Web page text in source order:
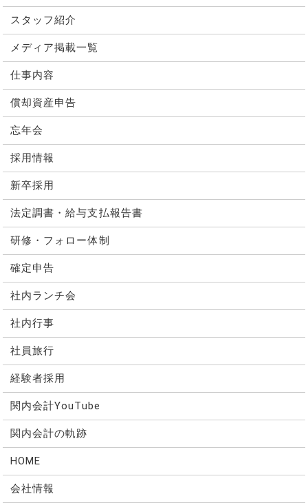
スタッフ紹介
メディア掲載一覧
仕事内容
償却資産申告
忘年会
採用情報
新卒採用
法定調書・給与支払報告書
研修・フォロー体制
確定申告
社内ランチ会
社内行事
社員旅行
経験者採用
関内会計YouTube
関内会計の軌跡
HOME
会社情報